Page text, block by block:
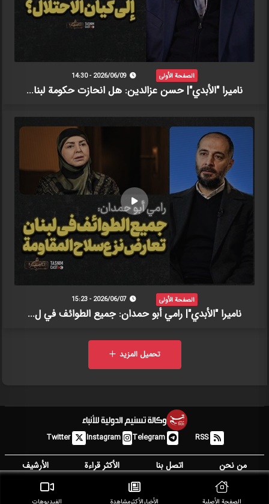
الصفحة الأولى 2026/06/09 - 14:30
ناميرا "الأبدي"| حسن عزالدين: هل انحازت حكومة لبنا...
الصفحة الأولى 2026/06/07 - 15:23
ناميرا "الأبدي"| رامي أبو حمدان: جميع الطوائف في ل...
تحميل المزيد
RSS
Telegram
Instagram
Twitter
من نحن اتصل بنا الأكثر قراءة
الأرشيف
جميع الحقوق محفوظة ومملوكة لتسنيم
الصفحة الأصلية الأخبار‌الأكثر‌مشاهدة الفيديوهات